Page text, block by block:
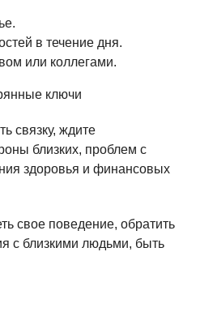
в течение дня.
или коллегами.
связку, ждите
близких, проблем с
здоровья и финансовых
свое поведение, обратить
с близкими людьми, быть